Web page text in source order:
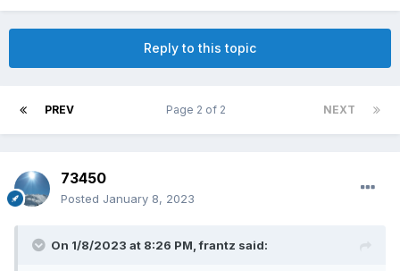
Reply to this topic
PREV NEXT
Page 2 of 2
73450
Posted January 8, 2023
On 1/8/2023 at 8:26 PM,frantz said: